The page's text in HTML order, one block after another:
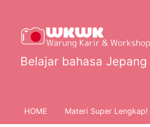
Belajar bahasa
HOME Materi Super Lengkap!